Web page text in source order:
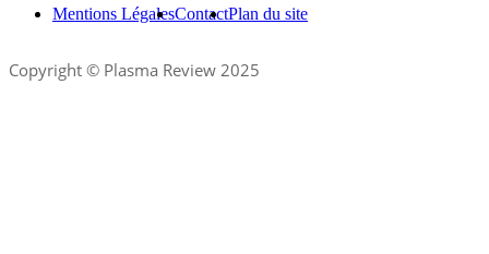
Mentions LégalesContactPlan du site
Copyright © Plasma Review 2025